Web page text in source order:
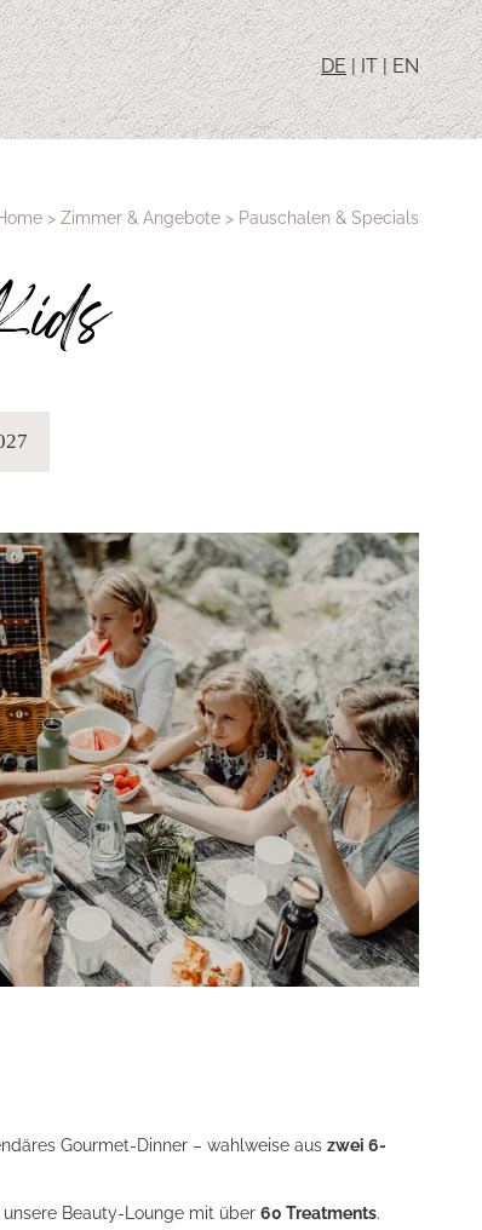
DE|IT| EN
> Zimmer & Angebote > Pauschalen & Specials
Gourmet-Dinner – wahlweise aus zwei 6-
unsere Beauty-Lounge mit über 60 Treatments.